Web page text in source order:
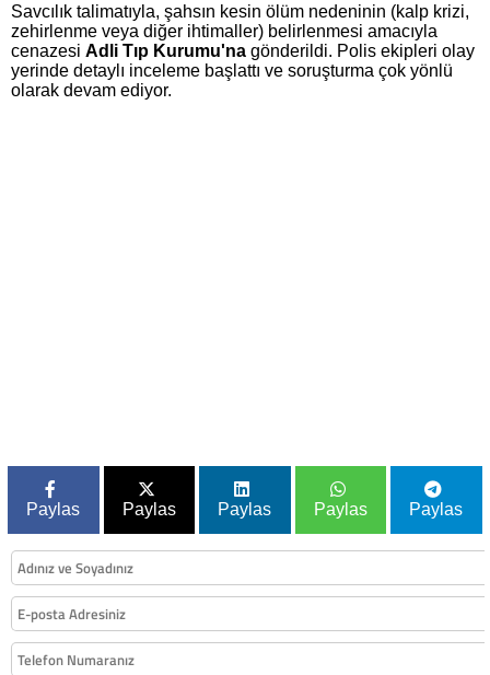
Savcılık talimatıyla, şahsın kesin ölüm nedeninin (kalp krizi,
zehirlenme veya diğer ihtimaller) belirlenmesi amacıyla
cenazesi Adli Tıp Kurumu'na gönderildi. Polis ekipleri olay
yerinde detaylı inceleme başlattı ve soruşturma çok yönlü
olarak devam ediyor.
Paylas Paylas Paylas Paylas Paylas